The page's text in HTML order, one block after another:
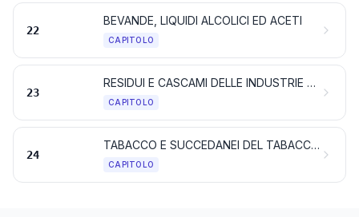
22
BEVANDE, LIQUIDI ALCOLICI ED ACETI
CAPITOLO
23
RESIDUI E CASCAMI DELLE INDUSTRIE ALIMENTARI; ALIMENTI PREPARATI PER GLI ANIMALI
CAPITOLO
24
TABACCO E SUCCEDANEI DEL TABACCO LAVORATI; PRODOTTI, ANCHE CONTENENTI NICOTINA, DESTINATI ALL'INALAZIONE SENZA COMBUSTIONE; ALTRI PRODOTTI CONTENENTI NICOTINA DESTINATI ALL'ASSUNZIONE DI NICOTINA NEL CORPO UMANO
CAPITOLO